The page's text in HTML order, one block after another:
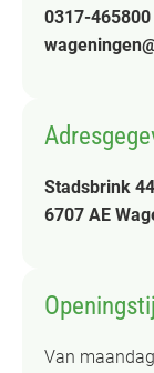
0317-465800
Stadsbrink
6707 AE
Van